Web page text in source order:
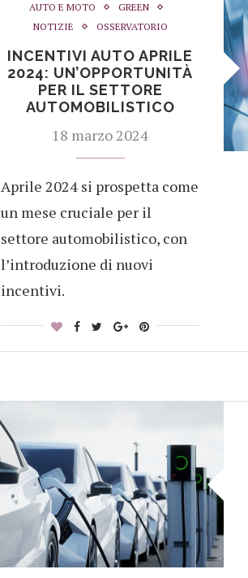
AUTO E MOTO
GREEN
NOTIZIE
OSSERVATORIO
INCENTIVI AUTO APRILE
2024: UN’OPPORTUNITÀ
PER IL SETTORE
AUTOMOBILISTICO
18 marzo 2024
Aprile 2024 si prospetta come
un mese cruciale per il
settore automobilistico, con
l’introduzione di nuovi
incentivi.